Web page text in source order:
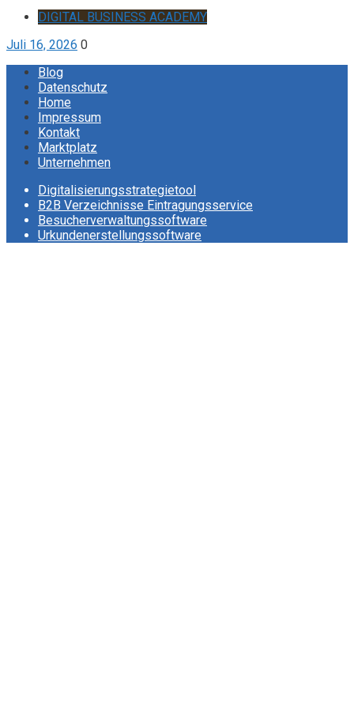
DIGITAL BUSINESS ACADEMY
Juli 16, 2026 0
Blog
Datenschutz
Home
Impressum
Kontakt
Marktplatz
Unternehmen
Digitalisierungsstrategietool
B2B Verzeichnisse Eintragungsservice
Besucherverwaltungssoftware
Urkundenerstellungssoftware